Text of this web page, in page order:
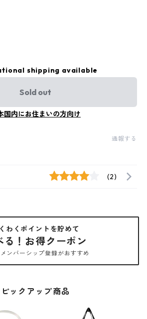
shipping available
Sold out
国内にお住まいの方向け
通報する
(2)
わくポイントを貯めて
る！お得クーポン
ンバーシップ登録がおすすめ
ピックアップ商品